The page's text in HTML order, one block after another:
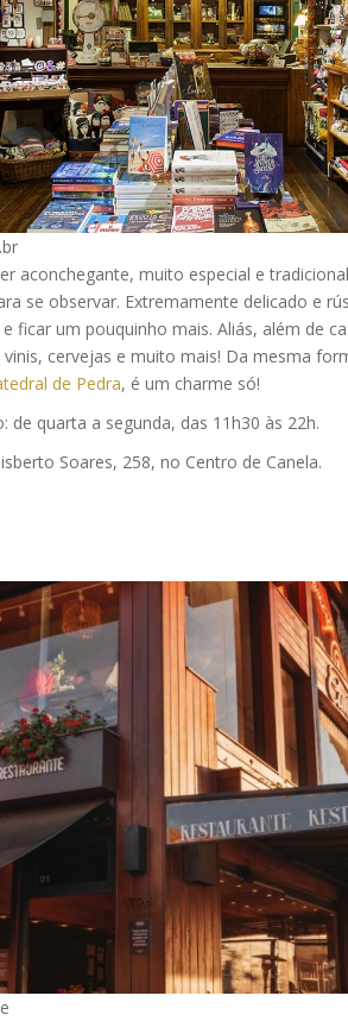
aconchegante, muito especial e
se observar. Extremamente delicado e
ficar um pouquinho mais. Aliás, além de
cervejas e muito mais! Da mesma
de Pedra, é um charme só!
de quarta a segunda, das 11h30 às 22h.
Soares, 258, no Centro de Canela.